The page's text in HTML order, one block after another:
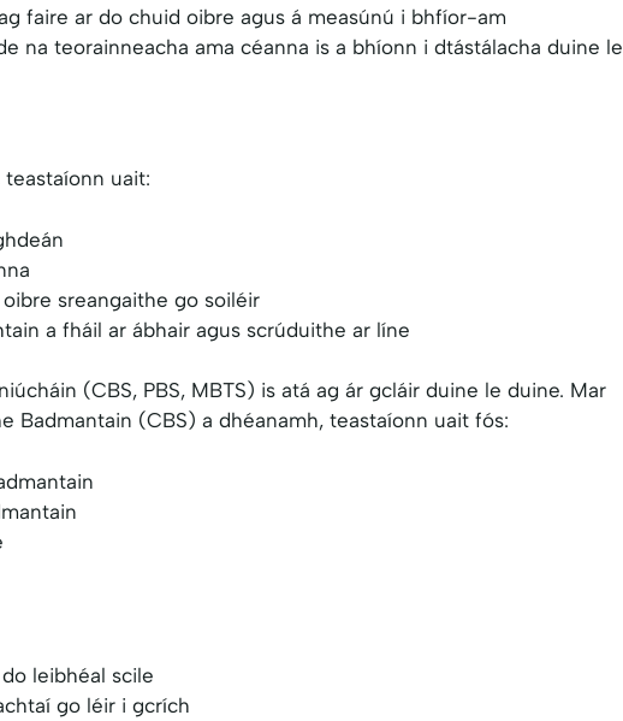
faire ar do chuid oibre agus á measúnú i bhfíor-am
na teorainneacha ama céanna is a bhíonn i dtástálacha duine le
uait:
sreangaithe go soiléir
a fháil ar ábhair agus scrúduithe ar líne
(CBS, PBS, MBTS) is atá ag ár gcláir duine le duine. Mar
Badmantain (CBS) a dhéanamh, teastaíonn uait fós:
leibhéal scile
go léir i gcrích